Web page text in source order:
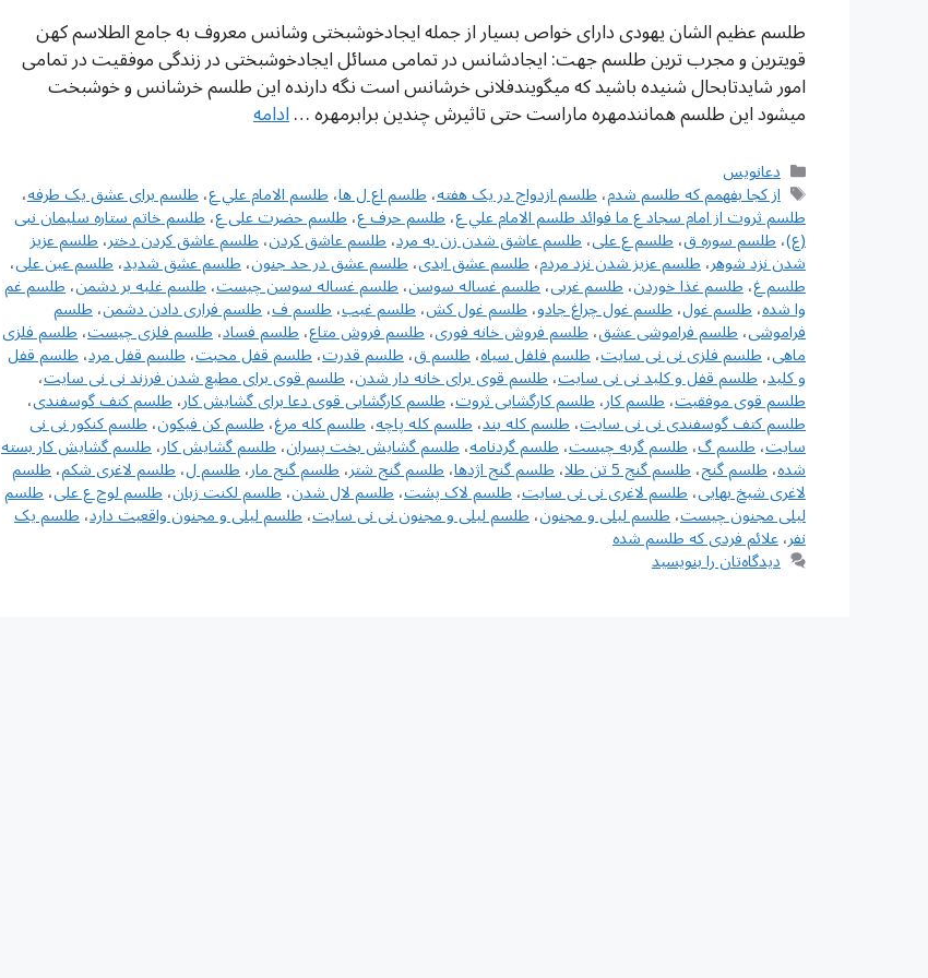
طلسم عظیم الشان یهودی دارای خواص بسیار از جمله ایجادخوشبختی وشانس معروف به جامع الطلاسم کهن
قویترین و مجرب ترین طلسم جهت: ایجادشانس در تمامی مسائل ایجادخوشبختی در زندگی موفقیت در تمامی
امور شایدتابحال شنیده باشید که میگویندفلانی خرشانس است نگه دارنده این طلسم خرشانس و خوشبخت
میشود این طلسم همانندمهره ماراست حتی تاثیرش چندین برابرمهره …ادامه
دسته‌ها
دعانویس
برچسب‌ها
از کجا بفهمم که طلسم شدم،طلسم ازدواج در یک هفته،طلسم اع ل ها،طلسم الامام علي ع،طلسم برای عشق یک طرفه،
طلسم ثروت از امام سجاد ع ما فوائد طلسم الامام علي ع،طلسم حرف ع،طلسم حضرت علی ع،طلسم خاتم ستاره سلیمان نبی
(ع)،طلسم سوره ق،طلسم ع علی،طلسم عاشق شدن زن به مرد،طلسم عاشق كردن،طلسم عاشق كردن دختر،طلسم عزیز
شدن نزد شوهر،طلسم عزیز شدن نزد مردم،طلسم عشق ابدی،طلسم عشق در حد جنون،طلسم عشق شدید،طلسم عین علی،
طلسم غ،طلسم غذا خوردن،طلسم غربی،طلسم غساله سوسن،طلسم غساله سوسن چیست،طلسم غلبه بر دشمن،طلسم غم
وا شده،طلسم غول،طلسم غول چراغ جادو،طلسم غول کش،طلسم غیب،طلسم ف،طلسم فراری دادن دشمن،طلسم
فراموشی،طلسم فراموشی عشق،طلسم فروش خانه فوری،طلسم فروش متاع،طلسم فساد،طلسم فلزی چیست،طلسم فلزی
ماهی،طلسم فلزی نی نی سایت،طلسم فلفل سیاه،طلسم ق،طلسم قدرت،طلسم قفل محبت،طلسم قفل مرد،طلسم قفل
و کلید،طلسم قفل و کلید نی نی سایت،طلسم قوی برای خانه دار شدن،طلسم قوی برای مطیع شدن فرزند نی نی سایت،
طلسم قوی موفقیت،طلسم کار،طلسم کارگشایی ثروت،طلسم کارگشایی قوی دعا برای گشایش کار،طلسم کتف گوسفندی،
طلسم کتف گوسفندی نی نی سایت،طلسم کله بند،طلسم کله پاچه،طلسم کله مرغ،طلسم کن فیکون،طلسم کنکور نی نی
سایت،طلسم گ،طلسم گربه چیست،طلسم گردنامه،طلسم گشایش بخت پسران،طلسم گشایش کار،طلسم گشایش کار بسته
شده،طلسم گنج،طلسم گنج 5 تن طلا ،طلسم گنج اژدها،طلسم گنج شتر،طلسم گنج مار،طلسم ل،طلسم لاغری شکم،طلسم
لاغری شیخ بهایی،طلسم لاغری نی نی سایت،طلسم لاک پشت،طلسم لال شدن،طلسم لکنت زبان،طلسم لوح ع علی،طلسم
لیلی مجنون چیست،طلسم لیلی و مجنون،طلسم لیلی و مجنون نی نی سایت،طلسم لیلی و مجنون واقعیت دارد،طلسم یک
نفر،علائم فردی که طلسم شده
دیدگاه‌تان را بنویسید